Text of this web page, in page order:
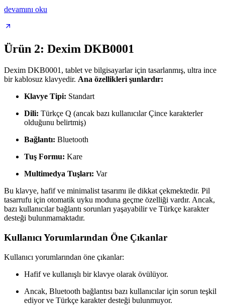
devamını oku
Ürün 2: Dexim DKB0001
Dexim DKB0001, tablet ve bilgisayarlar için tasarlanmış, ultra ince
bir kablosuz klavyedir. Ana özellikleri şunlardır:
Klavye Tipi: Standart
Dili: Türkçe Q (ancak bazı kullanıcılar Çince karakterler
olduğunu belirtmiş)
Bağlantı: Bluetooth
Tuş Formu: Kare
Multimedya Tuşları: Var
Bu klavye, hafif ve minimalist tasarımı ile dikkat çekmektedir. Pil
tasarrufu için otomatik uyku moduna geçme özelliği vardır. Ancak,
bazı kullanıcılar bağlantı sorunları yaşayabilir ve Türkçe karakter
desteği bulunmamaktadır.
Kullanıcı Yorumlarından Öne Çıkanlar
Kullanıcı yorumlarından öne çıkanlar:
Hafif ve kullanışlı bir klavye olarak övülüyor.
Ancak, Bluetooth bağlantısı bazı kullanıcılar için sorun teşkil
ediyor ve Türkçe karakter desteği bulunmuyor.